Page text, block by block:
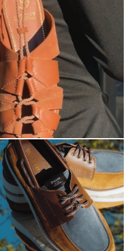
escape with th...